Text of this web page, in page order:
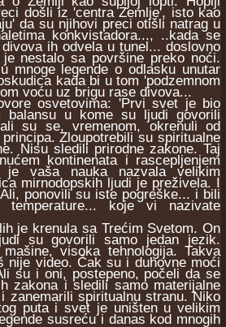
došli iz 'centra Zemlje', isto kao
da su njihovi preci otišli natrag u
konkvistadora..., ..kada se
ih odvela u tunel... doslovno
nestalo sa površine preko noći.
mnoge legende o odlasku unutar
kada bi u tom 'podzemnom
voću uz brigu rase divova...
osvetovima: 'Prvi svet je bio
balansu u kome su ljudi govorili
su se, vremenom, okrenuli od
Zloupotrebili su spiritualne
Nisu sledili prirodne zakone. Taj
kontinenata i rascepljenjem
je vaša nauka nazvala velikim
mirnodopskih ljudi je preživela. I
ponovili su iste pogreške... i bili
koje vi nazivate
je krenula sa Trećim Svetom. On
su govorili samo jedan jezik.
visoka tehnologija. Takva
nije video. Čak su i duhovne moći
su i oni, postepeno, počeli da se
zakona i sledili samo materijalne
zanemarili spiritualnu stranu. Niko
puta i svet je uništen u velikim
susreću i danas kod mnogih